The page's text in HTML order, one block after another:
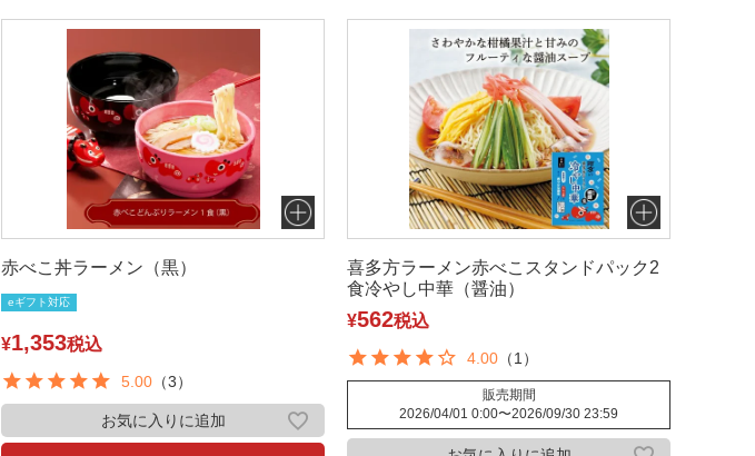
赤べこ丼ラーメン（黒）
eギフト対応
¥1,353税込
5.00 （3）
お気に入りに追加
喜多方ラーメン赤べこスタンドパック2
食冷やし中華（醤油）
¥562税込
4.00 （1）
販売期間
2026/04/01 0:00〜2026/09/30 23:59